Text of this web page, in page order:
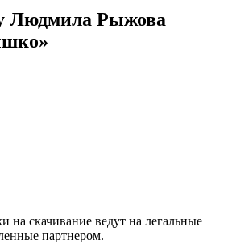
Людмила Рыжова
на скачивание ведут на легальные
партнером.